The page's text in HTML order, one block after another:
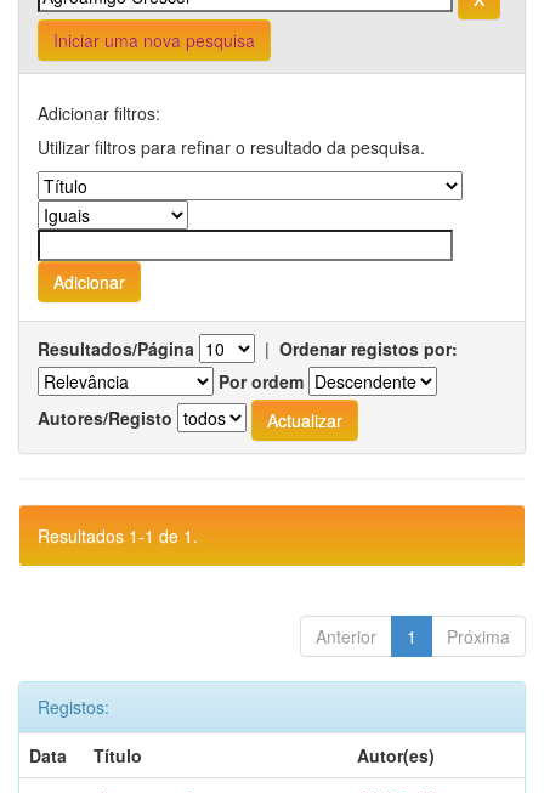
Iniciar uma nova pesquisa
Adicionar filtros:
Utilizar filtros para refinar o resultado da pesquisa.
Resultados/Página | Ordenar registos por:
Por ordem
Autores/Registo
Resultados 1-1 de 1.
Anterior 1 Próxima
Registos:
Data
Título
Autor(es)